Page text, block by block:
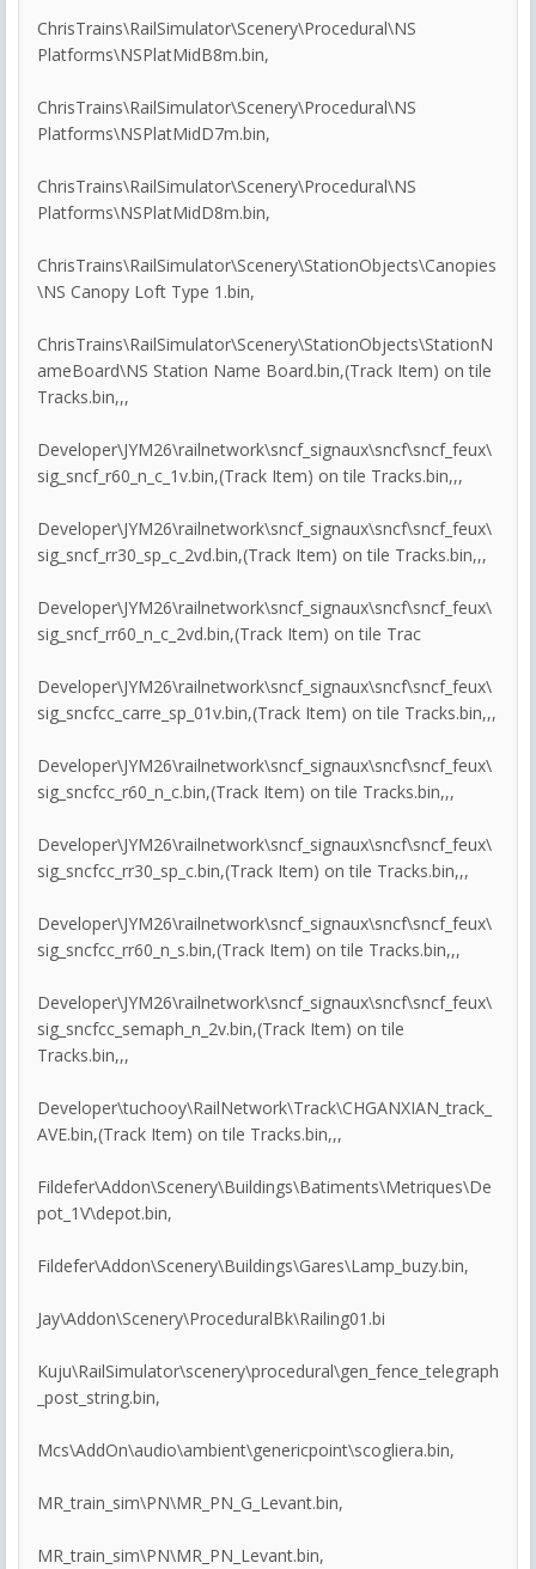
ChrisTrains\RailSimulator\Scenery\Procedural\NS
Platforms\NSPlatMidB8m.bin,
ChrisTrains\RailSimulator\Scenery\Procedural\NS
Platforms\NSPlatMidD7m.bin,
ChrisTrains\RailSimulator\Scenery\Procedural\NS
Platforms\NSPlatMidD8m.bin,
ChrisTrains\RailSimulator\Scenery\StationObjects\Canopies
\NS Canopy Loft Type 1.bin,
ChrisTrains\RailSimulator\Scenery\StationObjects\StationN
ameBoard\NS Station Name Board.bin,(Track Item) on tile
Tracks.bin,,,
Developer\JYM26\railnetwork\sncf_signaux\sncf\sncf_feux\
sig_sncf_r60_n_c_1v.bin,(Track Item) on tile Tracks.bin,,,
Developer\JYM26\railnetwork\sncf_signaux\sncf\sncf_feux\
sig_sncf_rr30_sp_c_2vd.bin,(Track Item) on tile Tracks.bin,,,
Developer\JYM26\railnetwork\sncf_signaux\sncf\sncf_feux\
sig_sncf_rr60_n_c_2vd.bin,(Track Item) on tile Trac
Developer\JYM26\railnetwork\sncf_signaux\sncf\sncf_feux\
sig_sncfcc_carre_sp_01v.bin,(Track Item) on tile Tracks.bin,,,
Developer\JYM26\railnetwork\sncf_signaux\sncf\sncf_feux\
sig_sncfcc_r60_n_c.bin,(Track Item) on tile Tracks.bin,,,
Developer\JYM26\railnetwork\sncf_signaux\sncf\sncf_feux\
sig_sncfcc_rr30_sp_c.bin,(Track Item) on tile Tracks.bin,,,
Developer\JYM26\railnetwork\sncf_signaux\sncf\sncf_feux\
sig_sncfcc_rr60_n_s.bin,(Track Item) on tile Tracks.bin,,,
Developer\JYM26\railnetwork\sncf_signaux\sncf\sncf_feux\
sig_sncfcc_semaph_n_2v.bin,(Track Item) on tile
Tracks.bin,,,
Developer\tuchooy\RailNetwork\Track\CHGANXIAN_track_
AVE.bin,(Track Item) on tile Tracks.bin,,,
Fildefer\Addon\Scenery\Buildings\Batiments\Metriques\De
pot_1V\depot.bin,
Fildefer\Addon\Scenery\Buildings\Gares\Lamp_buzy.bin,
Jay\Addon\Scenery\ProceduralBk\Railing01.bi
Kuju\RailSimulator\scenery\procedural\gen_fence_telegraph
_post_string.bin,
Mcs\AddOn\audio\ambient\genericpoint\scogliera.bin,
MR_train_sim\PN\MR_PN_G_Levant.bin,
MR_train_sim\PN\MR_PN_Levant.bin,